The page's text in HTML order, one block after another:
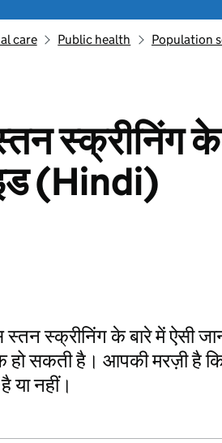
care Public health Population
स्क्रीनिंग
(Hindi)
स्क्रीनिंग के बारे में ऐसी
हो सकती है। आपकी मरज़ी है
या नहीं।